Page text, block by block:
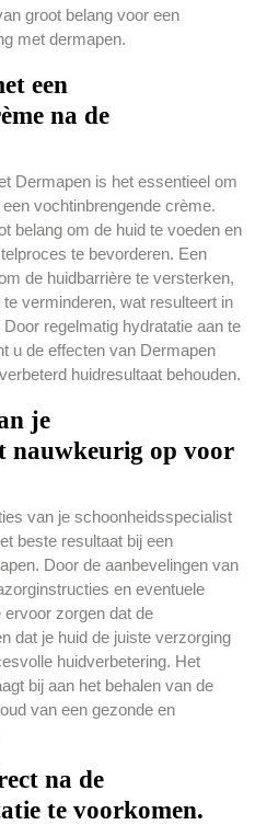
groot belang voor een
met dermapen.
een
na de
Dermapen is het essentieel om
vochtinbrengende crème.
belang om de huid te voeden en
te bevorderen. Een
de huidbarrière te versterken,
verminderen, wat resulteert in
regelmatig hydratatie aan te
u de effecten van Dermapen
huidresultaat behouden.
je
nauwkeurig op voor
van je schoonheidsspecialist
beste resultaat bij een
Door de aanbevelingen van
en eventuele
zorgen dat de
dat je huid de juiste verzorging
huidverbetering. Het
bij aan het behalen van de
van een gezonde en
na de
te voorkomen.